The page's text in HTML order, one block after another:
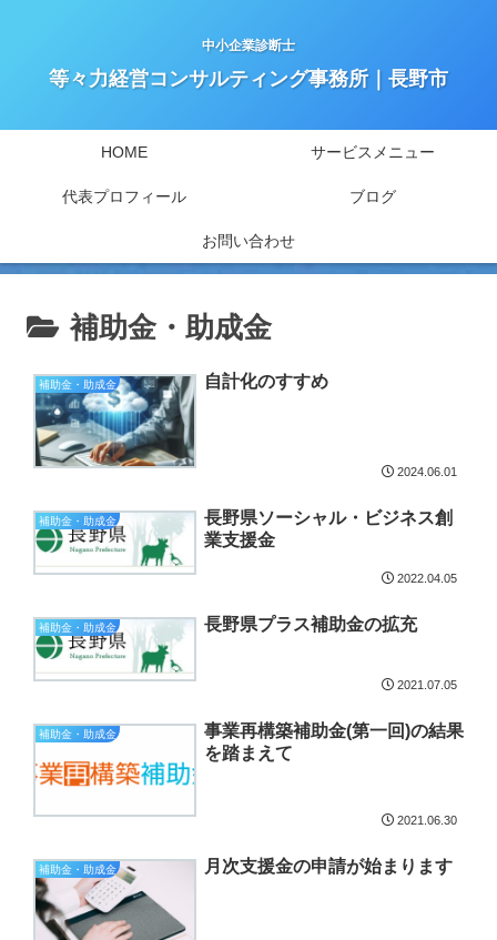
中小企業診断士
等々力経営コンサルティング事務所｜長野市
HOME サービスメニュー
代表プロフィール ブログ
お問い合わせ
補助金・助成金
補助金・助成金 自計化のすすめ
2024.06.01
補助金・助成金
長野県ソーシャル・ビジネス創
業支援金
2022.04.05
補助金・助成金 長野県プラス補助金の拡充
2021.07.05
補助金・助成金
事業再構築補助金(第一回)の結果
を踏まえて
2021.06.30
補助金・助成金 月次支援金の申請が始まります